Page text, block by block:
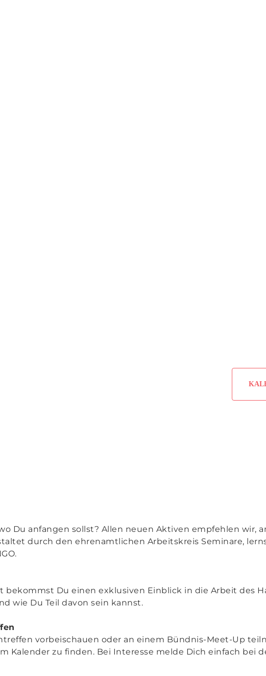
Du anfangen sollst? Allen neuen Aktiven empfehlen wir,
durch den ehrenamtlichen Arbeitskreis Seminare,
bekommst Du einen exklusiven Einblick in die Arbeit des
wie Du Teil davon sein kannst.
vorbeischauen oder an einem Bündnis-Meet-Up
Kalender zu finden. Bei Interesse melde Dich einfach bei